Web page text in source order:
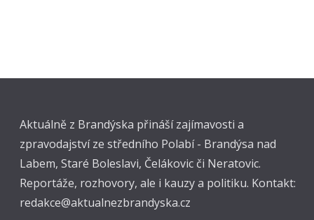
Aktuálně z Brandýska přináší zajímavosti a
zpravodajství ze středního Polabí - Brandýsa nad
Labem, Staré Boleslavi, Čelákovic či Neratovic.
Reportáže, rozhovory, ale i kauzy a politiku. Kontakt:
redakce@aktualnezbrandyska.cz